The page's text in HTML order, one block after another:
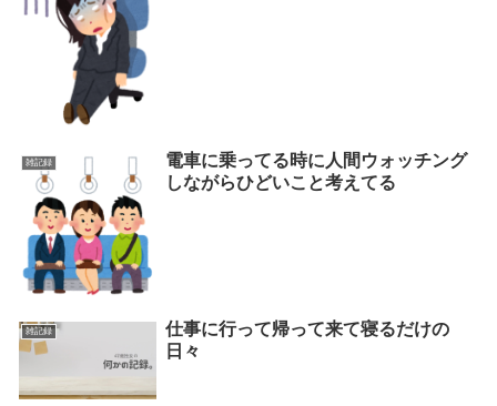
雑記録
電車に乗ってる時に人間ウォッチング
しながらひどいこと考えてる
雑記録
仕事に行って帰って来て寝るだけの
日々